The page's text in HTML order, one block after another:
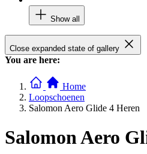
Show all
Close expanded state of gallery
You are here:
Home
Loopschoenen
Salomon Aero Glide 4 Heren
Salomon Aero